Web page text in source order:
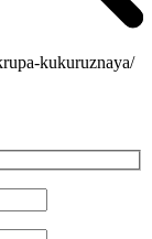
kukuruznaya/